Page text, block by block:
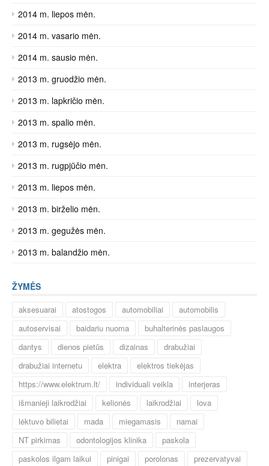
2014 m. liepos mėn.
2014 m. vasario mėn.
2014 m. sausio mėn.
2013 m. gruodžio mėn.
2013 m. lapkričio mėn.
2013 m. spalio mėn.
2013 m. rugsėjo mėn.
2013 m. rugpjūčio mėn.
2013 m. liepos mėn.
2013 m. birželio mėn.
2013 m. gegužės mėn.
2013 m. balandžio mėn.
ŽYMĖS
aksesuarai atostogos automobiliai
automobilis
autoservisai
baidariu nuoma
buhalterinės paslaugos
dantys
dienos pietūs dizainas
drabužiai
drabužiai internetu
elektra
elektros tiekėjas
https://www.elektrum.lt/
individuali veikla
interjeras
išmanieji laikrodžiai
kelionės laikrodžiai
lova
lėktuvo bilietai
mada miegamasis
namai
NT pirkimas
odontologijos klinika
paskola
paskolos ilgam laikui
pinigai porolonas prezervatyvai